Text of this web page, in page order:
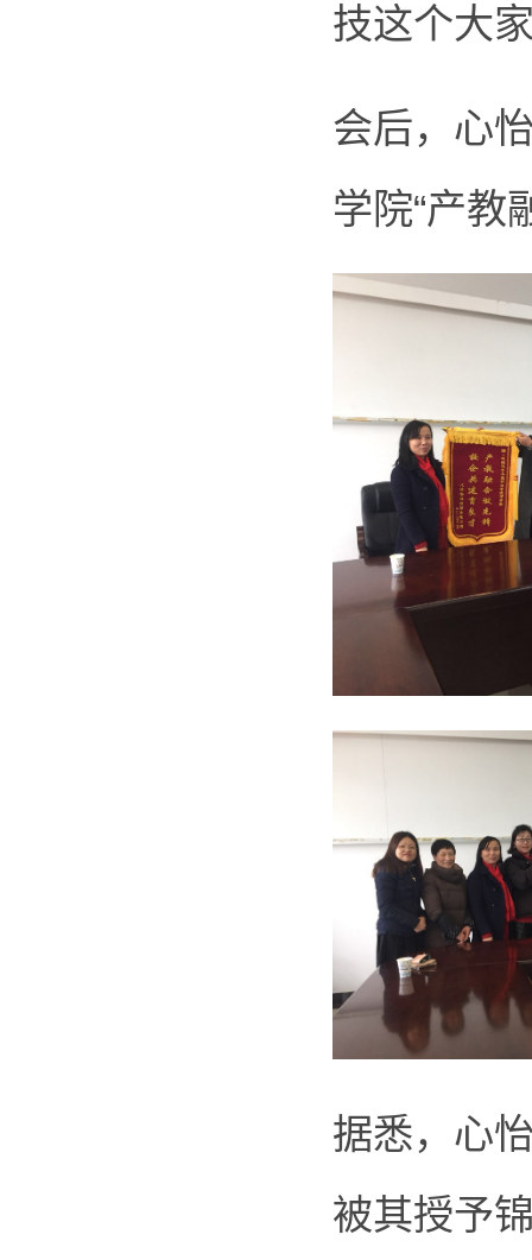
技这个大
会后，心
学院“产教
据悉，心
被其授予